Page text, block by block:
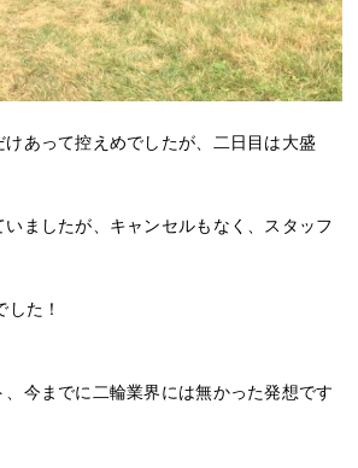
あって控えめでしたが、二日目は大盛
ましたが、キャンセルもなく、スタッフ
た！
今までに二輪業界には無かった発想です